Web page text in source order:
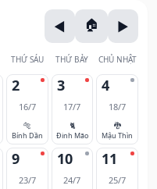
THỨ SÁU THỨ BẢY CHỦ NHẬT
2
16/7
🐅
Bính Dần
3
17/7
🐈
Đinh Mão
4
18/7
🐉
Mậu Thìn
9
23/7
10
24/7
11
25/7